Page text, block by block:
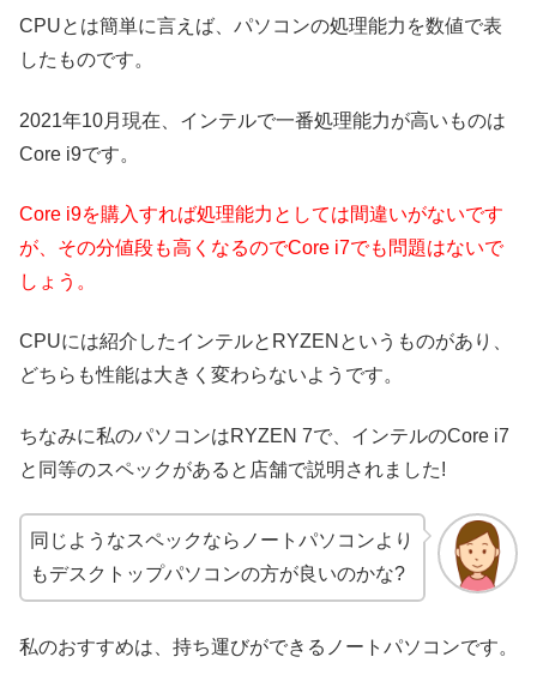
CPUとは簡単に言えば、パソコンの処理能力を数値で表
したものです。
2021年10月現在、インテルで一番処理能力が高いものは
Core i9です。
Core i9を購入すれば処理能力としては間違いがないです
が、その分値段も高くなるのでCore i7でも問題はないで
しょう。
CPUには紹介したインテルとRYZENというものがあり、
どちらも性能は大きく変わらないようです。
ちなみに私のパソコンはRYZEN 7で、インテルのCore i7
と同等のスペックがあると店舗で説明されました!
同じようなスペックならノートパソコンより
もデスクトップパソコンの方が良いのかな?
私のおすすめは、持ち運びができるノートパソコンです。